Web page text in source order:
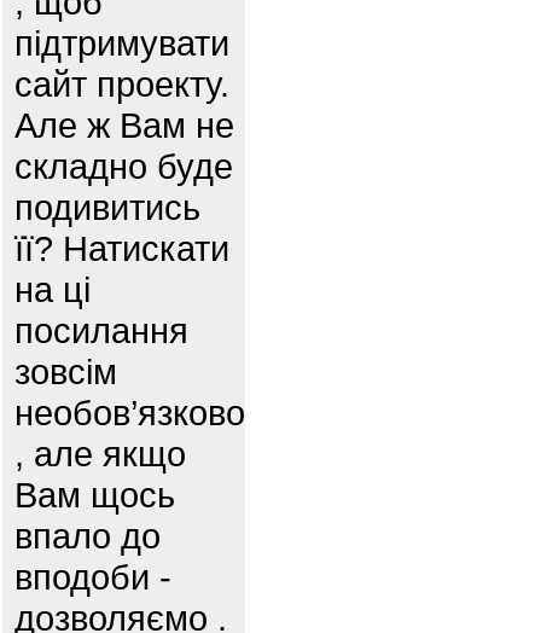
підтримувати
сайт проекту.
Але ж Вам не
складно буде
подивитись
її? Натискати
на ці
посилання
зовсім
необов’язково
, але якщо
Вам щось
впало до
вподоби -
дозволяємо .